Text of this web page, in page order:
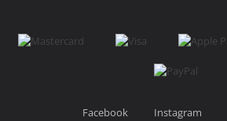
Facebook Instagram